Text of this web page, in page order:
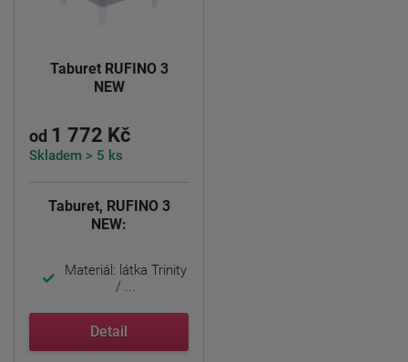
Taburet RUFINO 3
NEW
od 1 772 Kč
Skladem > 5 ks
Taburet, RUFINO 3
NEW:
Materiál: látka Trinity
/ ...
Detail